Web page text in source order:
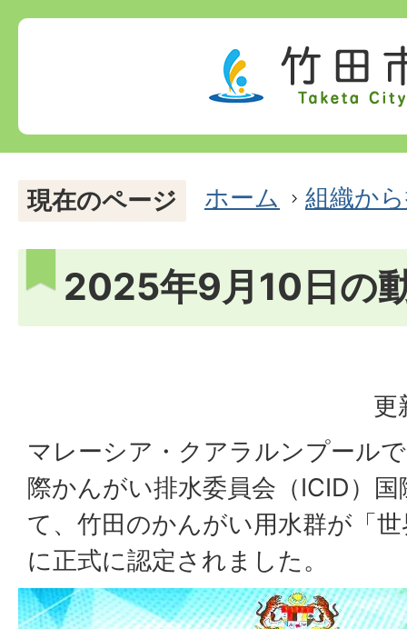
現在のページ ホーム 組織か
2025年9月10日の
更
マレーシア・クアラルンプール
際かんがい排水委員会（ICID）
て、竹田のかんがい用水群が「
に正式に認定されました。